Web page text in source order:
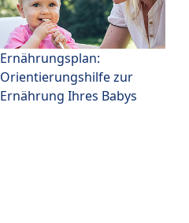
Ernährungsplan:
Orientierungshilfe zur
Ernährung Ihres Babys